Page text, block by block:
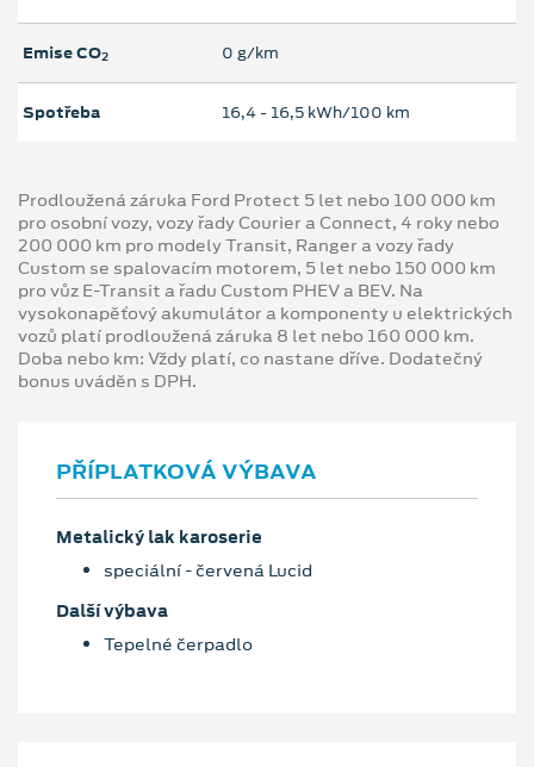
Emise CO2 0 g/km
Spotřeba 16,4 ‐ 16,5 kWh/100 km
Prodloužená záruka Ford Protect 5 let nebo 100 000 km
pro osobní vozy, vozy řady Courier a Connect, 4 roky nebo
200 000 km pro modely Transit, Ranger a vozy řady
Custom se spalovacím motorem, 5 let nebo 150 000 km
pro vůz E-Transit a řadu Custom PHEV a BEV. Na
vysokonapěťový akumulátor a komponenty u elektrických
vozů platí prodloužená záruka 8 let nebo 160 000 km.
Doba nebo km: Vždy platí, co nastane dříve. Dodatečný
bonus uváděn s DPH.
PŘÍPLATKOVÁ VÝBAVA
Metalický lak karoserie
speciální - červená Lucid
Další výbava
Tepelné čerpadlo